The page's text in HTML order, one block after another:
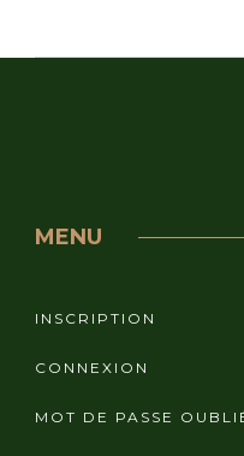
MENU
INSCRIPTION
CONNEXION
MOT DE PASSE